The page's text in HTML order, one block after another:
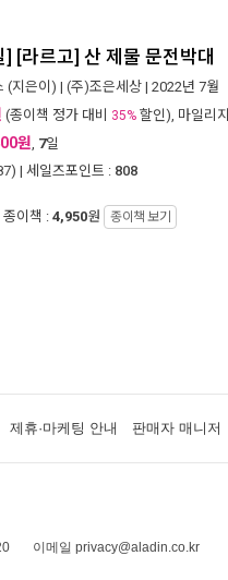
] [라르고] 산 제물 문전박대
(지은이) | (주)조은세상 | 2022년 7월
(종이책 정가 대비 35% 할인), 마일리지
원, 7일
) | 세일즈포인트 : 808
종이책 : 4,950원 종이책 보기
제휴·마케팅 안내 판매자 매니저
이메일 privacy@aladin.co.kr